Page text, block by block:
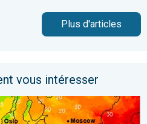
Plus d'articles
vous intéresser
en France. Nette hausse du